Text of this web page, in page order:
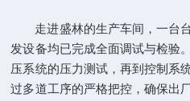
走进盛林的生产车间，一台
发设备均已完成全面调试与检验
压系统的压力测试，再到控制系
过多道工序的严格把控，确保出